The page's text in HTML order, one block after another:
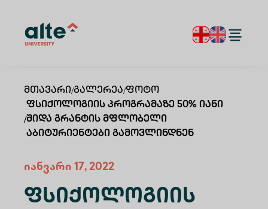
Მთავარი/Გალერეა/Ფოტო
/
Ფსიქოლოგიის Პროგრამაზე 50% Იანი
Შიდა Გრანტის Მფლობელი
Აბიტურიენტები Გამოვლინდნენ
იანვარი 17, 2022
Ფსიქოლოგიის